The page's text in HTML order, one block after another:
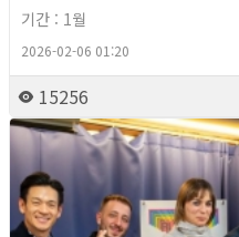
기간 : 1월
2026-02-06 01:20
15256